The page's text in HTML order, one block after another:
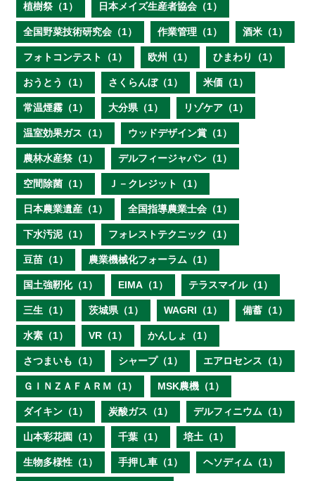
植樹祭（1） 日本メイズ生産者協会（1）
全国野菜技術研究会（1） 作業管理（1） 酒米（1）
フォトコンテスト（1） 欧州（1） ひまわり（1）
おうとう（1） さくらんぼ（1） 米価（1）
常温煙霧（1） 大分県（1） リゾケア（1）
温室効果ガス（1） ウッドデザイン賞（1）
農林水産祭（1） デルフィージャパン（1）
空間除菌（1） Ｊ－クレジット（1）
日本農業遺産（1） 全国指導農業士会（1）
下水汚泥（1） フォレストテクニック（1）
豆苗（1） 農業機械化フォーラム（1）
国土強靭化（1） EIMA（1） テラスマイル（1）
三生（1） 茨城県（1） WAGRI（1） 備蓄（1）
水素（1） VR（1） かんしょ（1）
さつまいも（1） シャープ（1） エアロセンス（1）
ＧＩＮＺＡＦＡＲＭ（1） MSK農機（1）
ダイキン（1） 炭酸ガス（1） デルフィニウム（1）
山本彩花園（1） 千葉（1） 培土（1）
生物多様性（1） 手押し車（1） ヘソディム（1）